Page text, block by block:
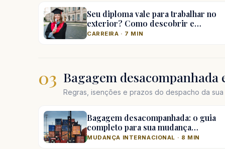
Seu diploma vale para trabalhar no
exterior? Como descobrir e…
CARREIRA · 7 MIN
03 Bagagem desacompanhada
Regras, isenções e prazos do despacho da sua
Bagagem desacompanhada: o guia
completo para sua mudança…
MUDANÇA INTERNACIONAL · 8 MIN